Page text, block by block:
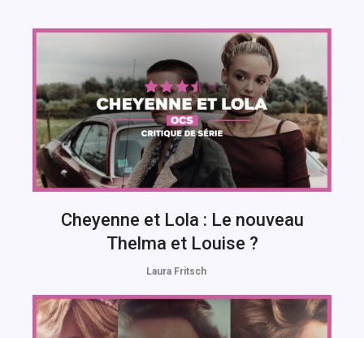
Cheyenne et Lola : Le nouveau
Thelma et Louise ?
Laura Fritsch